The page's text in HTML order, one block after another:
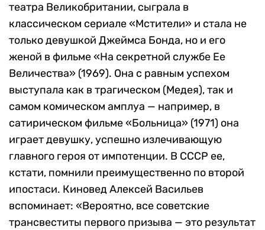
театра Великобритании, сыграла в
классическом сериале «Мстители» и стала не
только девушкой Джеймса Бонда, но и его
женой в фильме «На секретной службе Ее
Величества» (1969). Она с равным успехом
выступала как в трагическом (Медея), так и
самом комическом амплуа — например, в
сатирическом фильме «Больница» (1971) она
играет девушку, успешно излечивающую
главного героя от импотенции. В СССР ее,
кстати, помнили преимущественно по второй
ипостаси. Киновед Алексей Васильев
вспоминает: «Вероятно, все советские
трансвеститы первого призыва — это результат